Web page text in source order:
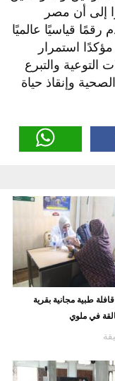
إلى أن مصر
رقمًا قياسيًا عالميًا
استمرار
التوعية والتبرع
وإنقاذ حياة
طبية مجانية بقرية
في ملوي